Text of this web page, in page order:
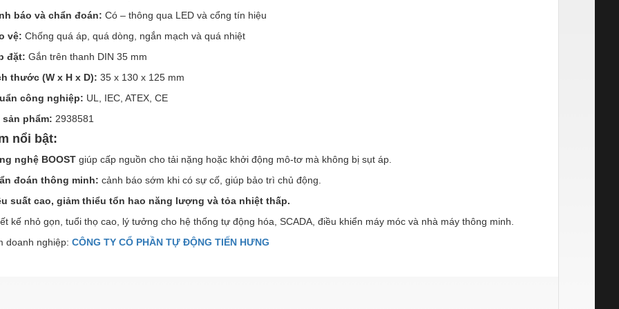
báo và chẩn đoán: Có – thông qua LED và cổng tín hiệu
vệ: Chống quá áp, quá dòng, ngắn mạch và quá nhiệt
đặt: Gắn trên thanh DIN 35 mm
thước (W x H x D): 35 x 130 x 125 mm
công nghiệp: UL, IEC, ATEX, CE
sản phẩm: 2938581
nổi bật:
nghệ BOOST giúp cấp nguồn cho tải nặng hoặc khởi động mô-tơ mà không bị sụt áp.
đoán thông minh: cảnh báo sớm khi có sự cố, giúp bảo trì chủ động.
suất cao, giảm thiểu tổn hao năng lượng và tỏa nhiệt thấp.
kế nhỏ gọn, tuổi thọ cao, lý tưởng cho hệ thống tự động hóa, SCADA, điều khiển máy móc và nhà máy thông minh.
doanh nghiệp: CÔNG TY CỔ PHẦN TỰ ĐỘNG TIẾN HƯNG